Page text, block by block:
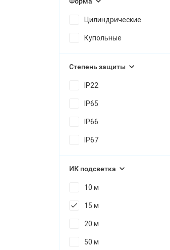
Цилиндрические
Купольные
Степень защиты
IP22
IP65
IP66
IP67
ИК подсветка
10 м
15 м
20 м
50 м